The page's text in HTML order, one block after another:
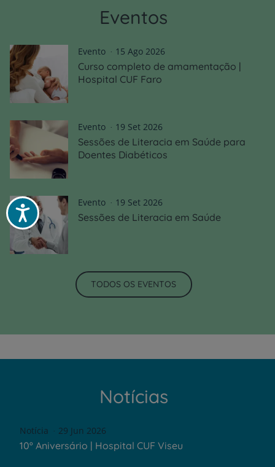
Acessibilidade
Eventos
Evento 15 Ago 2026
Curso completo de amamentação |
Hospital CUF Faro
Evento 19 Set 2026
Sessões de Literacia em Saúde para
Doentes Diabéticos
Evento 19 Set 2026
Sessões de Literacia em Saúde
TODOS OS EVENTOS
Notícias
Notícia 29 Jun 2026
10º Aniversário | Hospital CUF Viseu